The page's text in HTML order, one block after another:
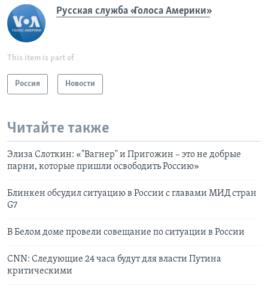
Русская служба «Голоса Америки»
This item is part of
Россия Новости
Читайте также
Элиза Слоткин: «"Вагнер" и Пригожин – это не добрые
парни, которые пришли освободить Россию»
Блинкен обсудил ситуацию в России с главами МИД стран
G7
В Белом доме провели совещание по ситуации в России
CNN: Cледующие 24 часа будут для власти Путина
критическими